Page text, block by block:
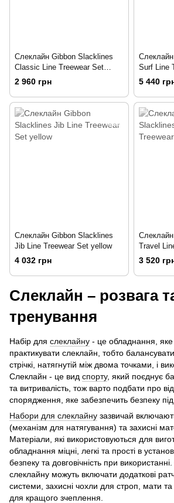
Слеклайн Gibbon Slacklines
Classic Line Treewear Set
yellow
2 960 грн
Surf Line
5 440
Слеклайн Gibbon Slacklines
Jib Line Treewear Set yellow
4 032 грн
Travel
3 520
Слеклайн – розвага
тренування
Набір для слеклайну - це обладнання,
практикувати слеклайн, тобто
стрічкі, натягнутій між двома точками, і
Слеклайн - це вид спорту, який поєднує
та витривалість, тож варто подбати про
спорядження, яке забезпечить безпеку
Набори для слеклайну зазвичай
(механізм для натягування) та захисні
Матеріали, які використовуються для
обладнання міцні, легкі та прості в
безпеку та довговічність при
слеклайну можуть включати додаткові
системи, захисні чохли для строп, мати та
для кращого зчеплення.